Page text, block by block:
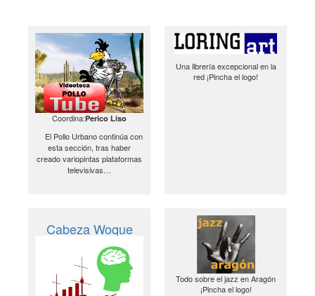
Coordina:Perico Liso
El Pollo Urbano continúa con
esta sección, tras haber
creado variopintas plataformas
televisivas…
Una librería excepcional en la
red ¡Pincha el logo!
Cabeza Woque
Todo sobre el jazz en Aragón
¡Pincha el logo!